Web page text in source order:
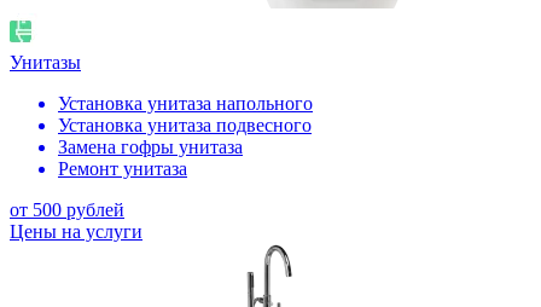
Унитазы
Установка унитаза напольного
Установка унитаза подвесного
Замена гофры унитаза
Ремонт унитаза
от 500 рублей
Цены на услуги